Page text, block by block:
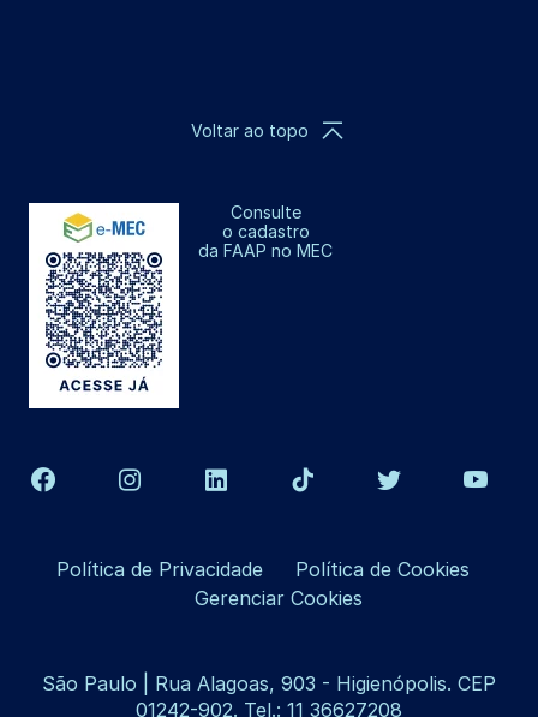
Consulte
o cadastro
da FAAP no MEC
Voltar ao topo
Política de Privacidade
Política de Cookies
Gerenciar Cookies
São Paulo | Rua Alagoas, 903 - Higienópolis. CEP
01242-902. Tel.: 11 36627208